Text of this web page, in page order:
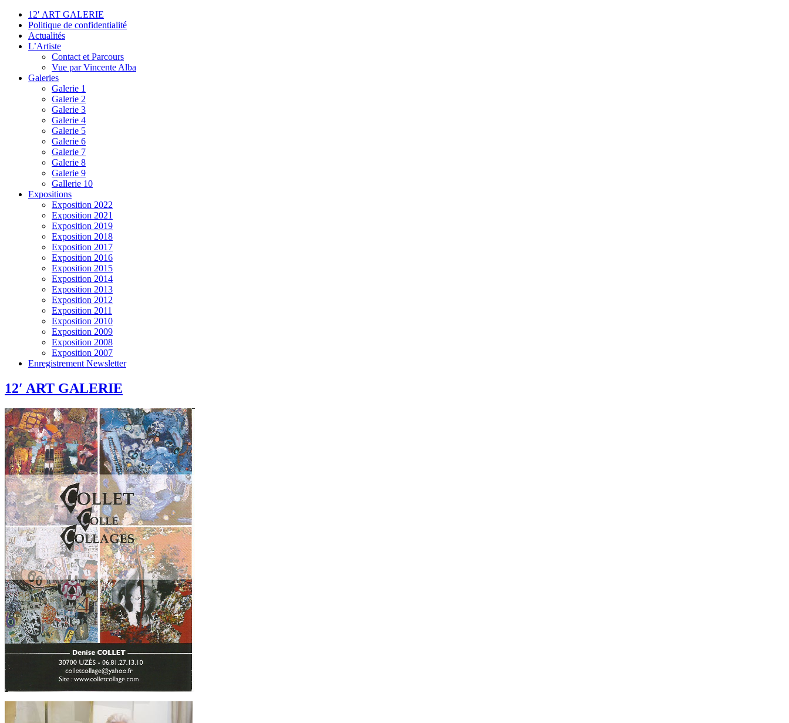
12′ ART GALERIE
Politique de confidentialité
Actualités
L’Artiste
Contact et Parcours
Vue par Vincente Alba
Galeries
Galerie 1
Galerie 2
Galerie 3
Galerie 4
Galerie 5
Galerie 6
Galerie 7
Galerie 8
Galerie 9
Gallerie 10
Expositions
Exposition 2022
Exposition 2021
Exposition 2019
Exposition 2018
Exposition 2017
Exposition 2016
Exposition 2015
Exposition 2014
Exposition 2013
Exposition 2012
Exposition 2011
Exposition 2010
Exposition 2009
Exposition 2008
Exposition 2007
Enregistrement Newsletter
12′ ART GALERIE